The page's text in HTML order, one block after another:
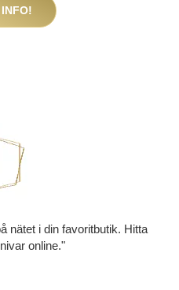
nätet i din favoritbutik. Hitta
online."